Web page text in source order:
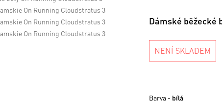
Dámské běžecké
NENÍ SKLADEM
Barva - bílá